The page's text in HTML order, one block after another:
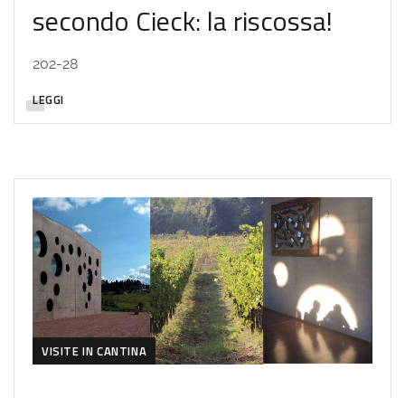
secondo Cieck: la riscossa!
202-28
LEGGI
VISITE IN CANTINA